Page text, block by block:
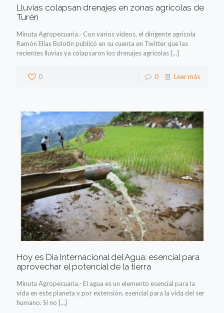
Lluvias colapsan drenajes en zonas agrícolas de
Turén
Minuta Agropecuaria.- Con varios vídeos, el dirigente agrícola
Ramón Elias Bolotin publicó en su cuenta en Twitter que las
recientes lluvias ya colapsaron los drenajes agrícolas […]
0 0 Leer más
Hoy es Dia Internacional del Agua: esencial para
aprovechar el potencial de la tierra
Minuta Agropecuaria.- El agua es un elemento esencial para la
vida en este planeta y por extensión, esencial para la vida del ser
humano. Si no […]